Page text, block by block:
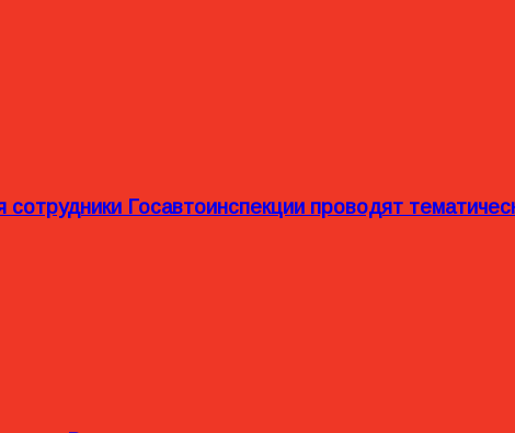
сотрудники Госавтоинспекции проводят